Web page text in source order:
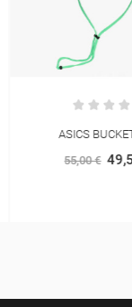
ASICS BUCKET
55,00 €